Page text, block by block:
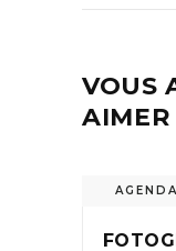
VOUS
AIMER
AGENDA